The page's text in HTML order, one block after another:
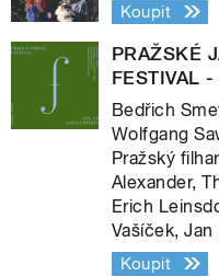
Koupit
PRAŽSKÉ
FESTIVAL
Bedřich
Wolfgang
Pražský
Alexander,
Erich
Vašíček,
Koupit